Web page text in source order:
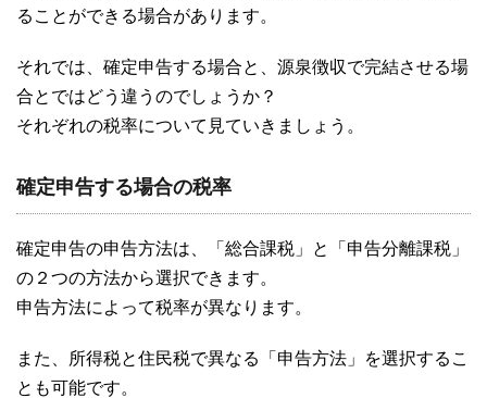
ることができる場合があります。
それでは、確定申告する場合と、源泉徴収で完結させる場
合とではどう違うのでしょうか？
それぞれの税率について見ていきましょう。
確定申告する場合の税率
確定申告の申告方法は、「総合課税」と「申告分離課税」
の２つの方法から選択できます。
申告方法によって税率が異なります。
また、所得税と住民税で異なる「申告方法」を選択するこ
とも可能です。